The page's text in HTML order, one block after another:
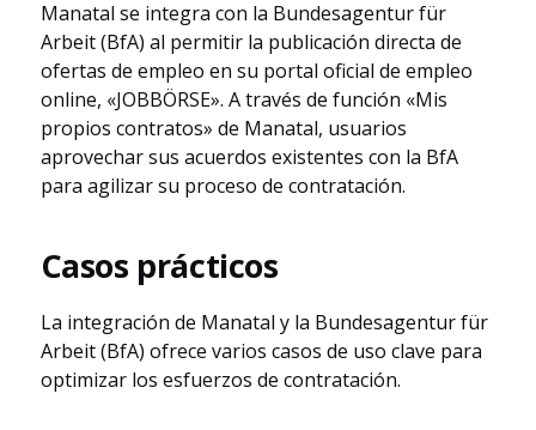
Manatal se integra con la Bundesagentur für
Arbeit (BfA) al permitir la publicación directa de
ofertas de empleo en su portal oficial de empleo
online, «JOBBÖRSE». A través de función «Mis
propios contratos» de Manatal, usuarios
aprovechar sus acuerdos existentes con la BfA
para agilizar su proceso de contratación.
Casos prácticos
La integración de Manatal y la Bundesagentur für
Arbeit (BfA) ofrece varios casos de uso clave para
optimizar los esfuerzos de contratación.